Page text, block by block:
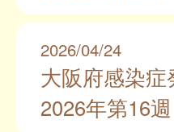
2026/04/24
大阪府感染
2026年第16週